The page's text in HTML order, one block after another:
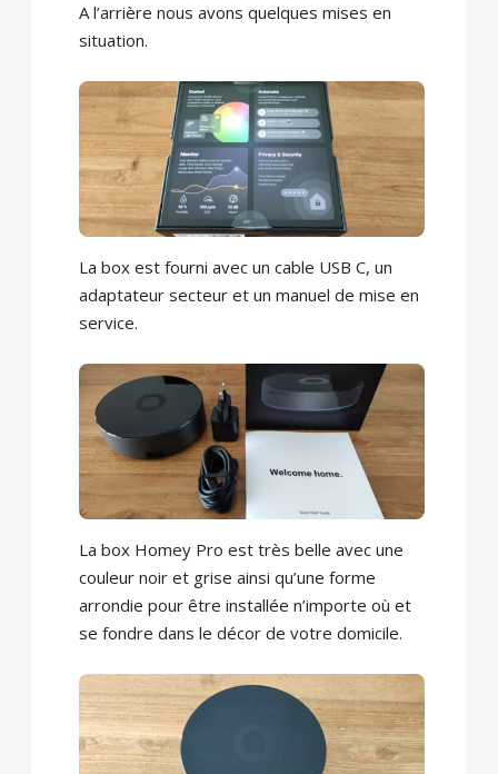
A l’arrière nous avons quelques mises en
situation.
La box est fourni avec un cable USB C, un
adaptateur secteur et un manuel de mise en
service.
La box Homey Pro est très belle avec une
couleur noir et grise ainsi qu’une forme
arrondie pour être installée n’importe où et
se fondre dans le décor de votre domicile.